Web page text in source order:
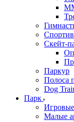
Скейт-
Паркур
Полоса
Dog
Парк
Малые